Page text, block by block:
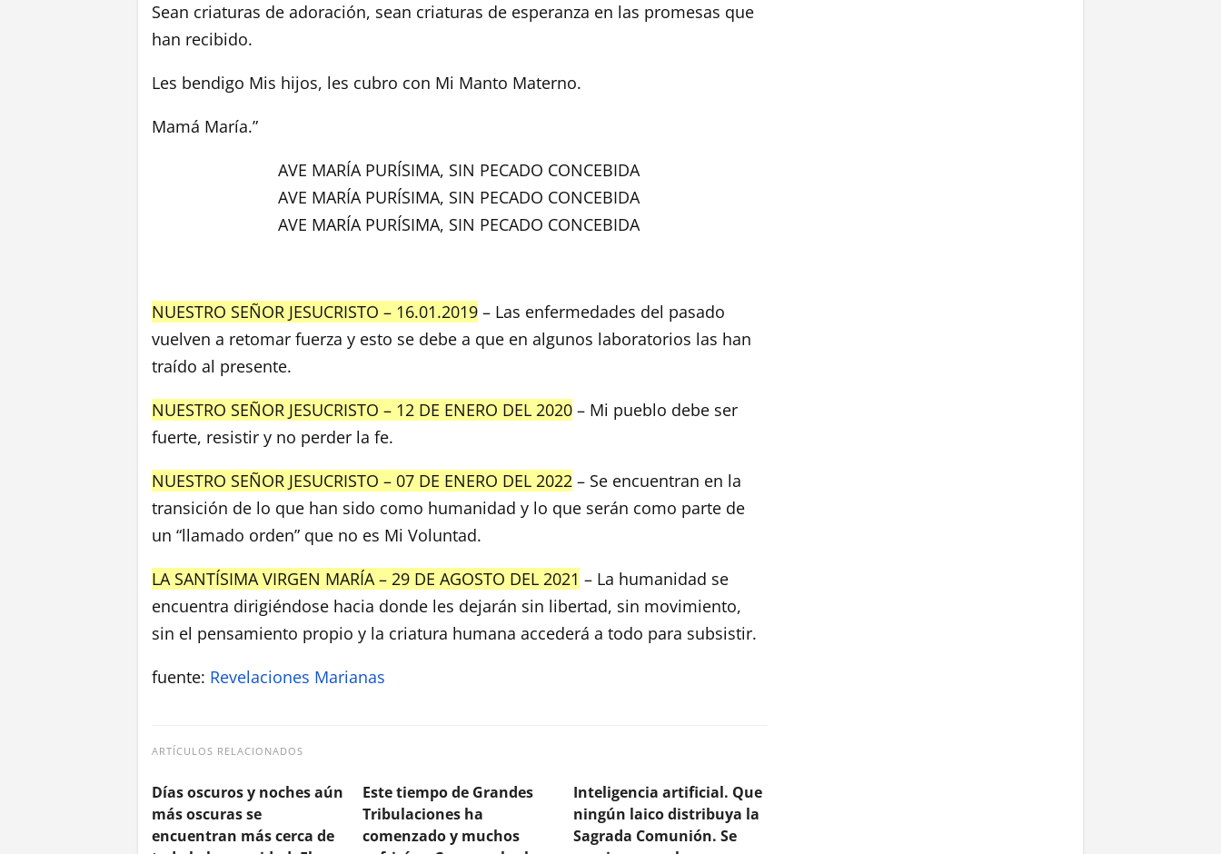
Sean criaturas de adoración, sean criaturas de esperanza en las promesas que
han recibido.
Les bendigo Mis hijos, les cubro con Mi Manto Materno.
Mamá María.”
AVE MARÍA PURÍSIMA, SIN PECADO CONCEBIDA
AVE MARÍA PURÍSIMA, SIN PECADO CONCEBIDA
AVE MARÍA PURÍSIMA, SIN PECADO CONCEBIDA
NUESTRO SEÑOR JESUCRISTO – 16.01.2019 – Las enfermedades del pasado
vuelven a retomar fuerza y esto se debe a que en algunos laboratorios las han
traído al presente.
NUESTRO SEÑOR JESUCRISTO – 12 DE ENERO DEL 2020 – Mi pueblo debe ser
fuerte, resistir y no perder la fe.
NUESTRO SEÑOR JESUCRISTO – 07 DE ENERO DEL 2022 – Se encuentran en la
transición de lo que han sido como humanidad y lo que serán como parte de
un “llamado orden” que no es Mi Voluntad.
LA SANTÍSIMA VIRGEN MARÍA – 29 DE AGOSTO DEL 2021 – La humanidad se
encuentra dirigiéndose hacia donde les dejarán sin libertad, sin movimiento,
sin el pensamiento propio y la criatura humana accederá a todo para subsistir.
fuente: Revelaciones Marianas
ARTÍCULOS RELACIONADOS
Días oscuros y noches aún
más oscuras se
encuentran más cerca de
Este tiempo de Grandes
Tribulaciones ha
comenzado y muchos
Inteligencia artificial. Que
ningún laico distribuya la
Sagrada Comunión. Se